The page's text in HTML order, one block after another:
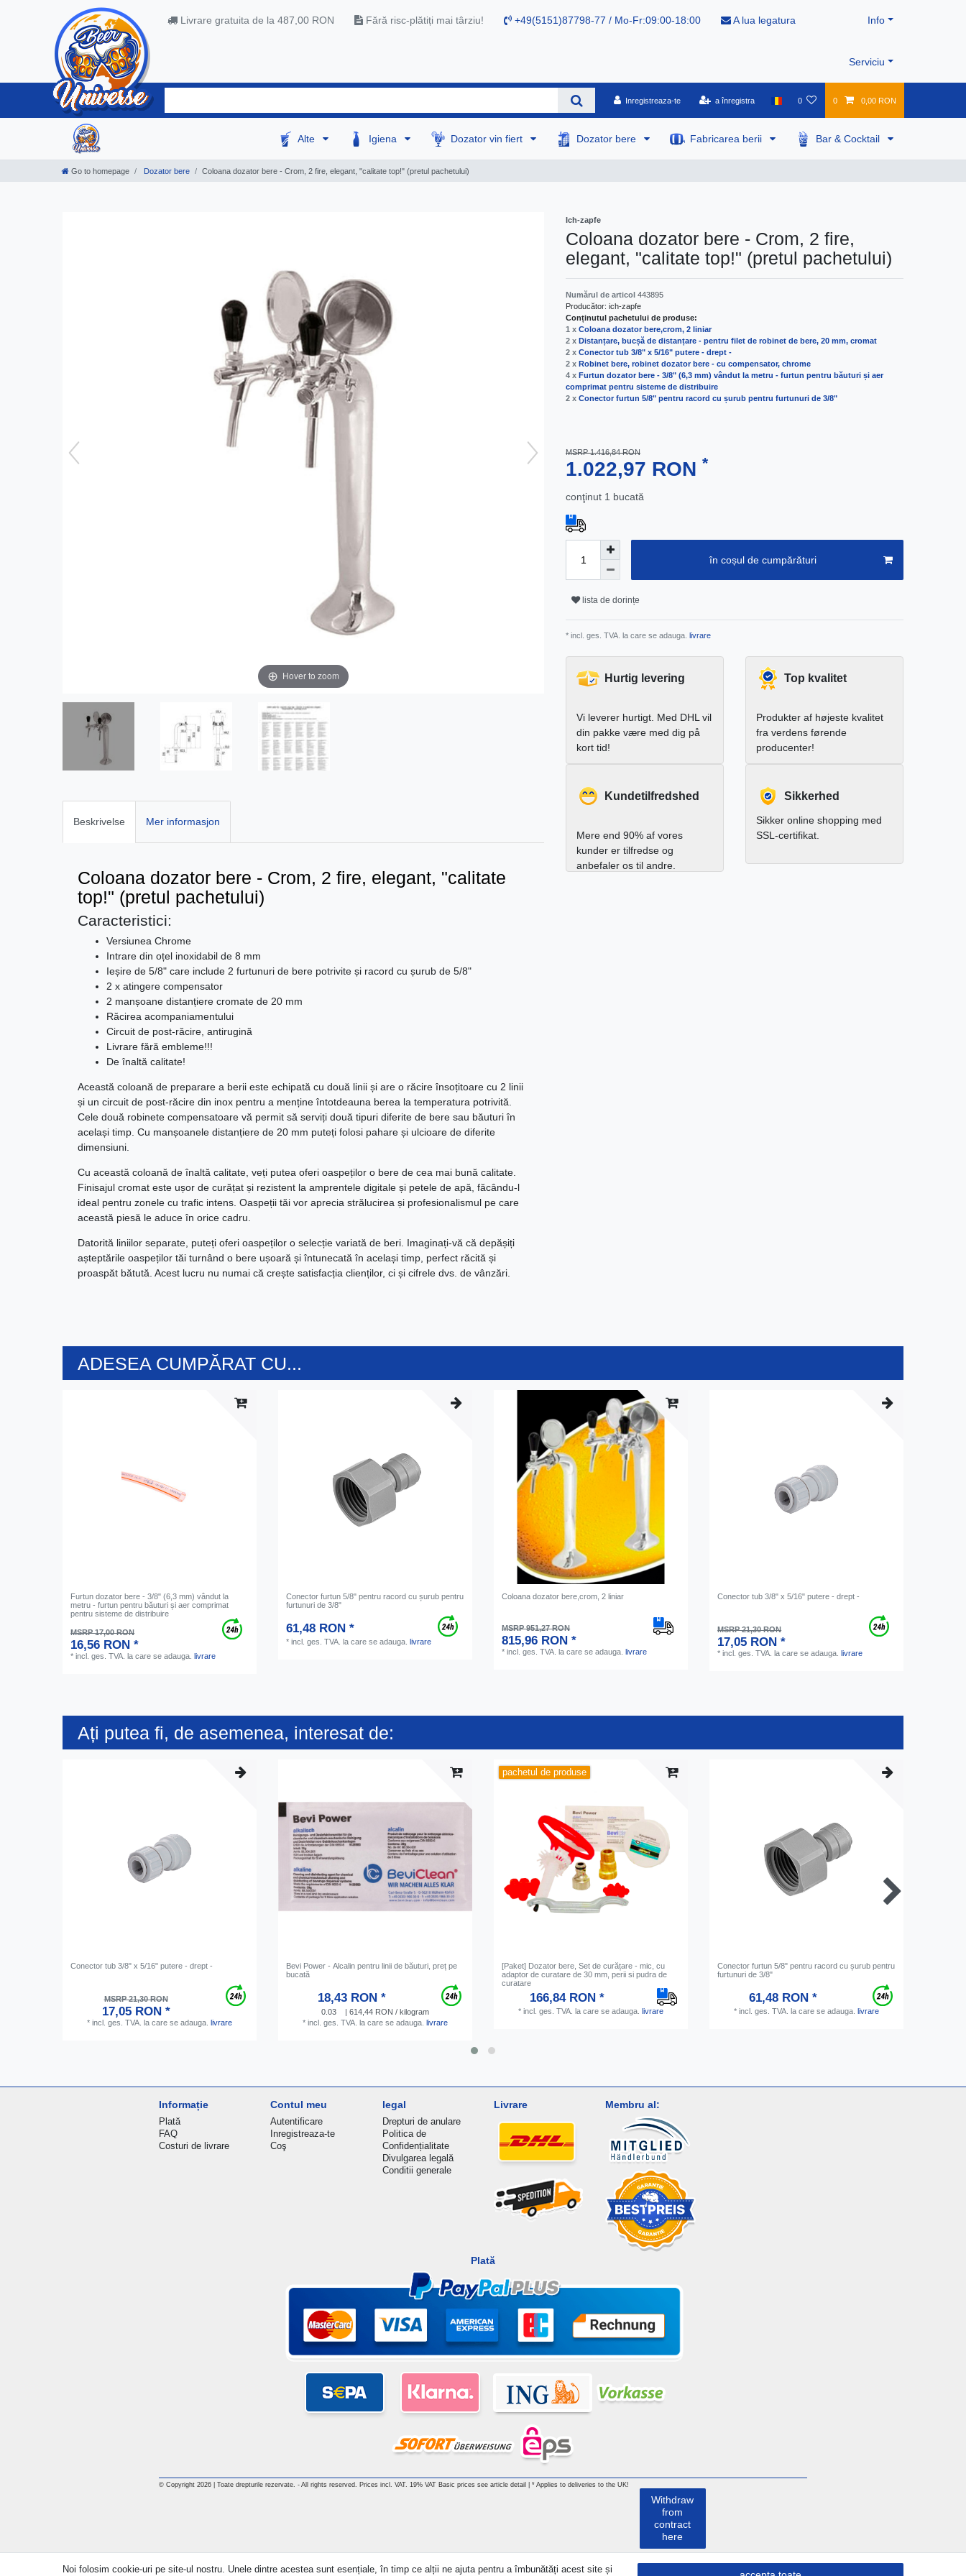
Livrare gratuita de la 487,00 RON Fără risc-plătiți mai târziu! +49(5151)87798-77 / Mo-Fr:09:00-18:00 A lua legatura Info
Serviciu
Inregistreaza-te a înregistra 0 0 0,00 RON
Alte Igiena Dozator vin fiert Dozator bere Fabricarea berii Bar & Cocktail
Go to homepage Dozator bere Coloana dozator bere - Crom, 2 fire, elegant, "calitate top!" (pretul pachetului)
Hover to zoom
Beskrivelse Mer informasjon
Coloana dozator bere - Crom, 2 fire, elegant, "calitate
top!" (pretul pachetului)
Caracteristici:
Versiunea Chrome
Intrare din oțel inoxidabil de 8 mm
Ieșire de 5/8" care include 2 furtunuri de bere potrivite și racord cu șurub de 5/8"
2 x atingere compensator
2 manșoane distanțiere cromate de 20 mm
Răcirea acompaniamentului
Circuit de post-răcire, antirugină
Livrare fără embleme!!!
De înaltă calitate!
Această coloană de preparare a berii este echipată cu două linii și are o răcire însoțitoare cu 2 linii
și un circuit de post-răcire din inox pentru a menține întotdeauna berea la temperatura potrivită.
Cele două robinete compensatoare vă permit să serviți două tipuri diferite de bere sau băuturi în
același timp. Cu manșoanele distanțiere de 20 mm puteți folosi pahare și ulcioare de diferite
dimensiuni.
Cu această coloană de înaltă calitate, veți putea oferi oaspeților o bere de cea mai bună calitate.
Finisajul cromat este ușor de curățat și rezistent la amprentele digitale și petele de apă, făcându-l
ideal pentru zonele cu trafic intens. Oaspeții tăi vor aprecia strălucirea și profesionalismul pe care
această piesă le aduce în orice cadru.
Datorită liniilor separate, puteți oferi oaspeților o selecție variată de beri. Imaginați-vă că depășiți
așteptările oaspeților tăi turnând o bere ușoară și întunecată în același timp, perfect răcită și
proaspăt bătută. Acest lucru nu numai că crește satisfacția clienților, ci și cifrele dvs. de vânzări.
Ich-zapfe
Coloana dozator bere - Crom, 2 fire,
elegant, "calitate top!" (pretul pachetului)
Numărul de articol 443895
Producător: ich-zapfe
Conținutul pachetului de produse:
1 x Coloana dozator bere,crom, 2 liniar
2 x Distanțare, bucșă de distanțare - pentru filet de robinet de bere, 20 mm, cromat
2 x Conector tub 3/8" x 5/16" putere - drept -
2 x Robinet bere, robinet dozator bere - cu compensator, chrome
4 x Furtun dozator bere - 3/8" (6,3 mm) vândut la metru - furtun pentru băuturi și aer
comprimat pentru sisteme de distribuire
2 x Conector furtun 5/8" pentru racord cu șurub pentru furtunuri de 3/8"
MSRP 1.416,84 RON
1.022,97 RON *
conţinut 1 bucată
în coșul de cumpărături
lista de dorințe
* incl. ges. TVA. la care se adauga. livrare
Hurtig levering
Vi leverer hurtigt. Med DHL vil
din pakke være med dig på
kort tid!
Top kvalitet
Produkter af højeste kvalitet
fra verdens førende
producenter!
Kundetilfredshed
Mere end 90% af vores
kunder er tilfredse og
anbefaler os til andre.
Sikkerhed
Sikker online shopping med
SSL-certifikat.
ADESEA CUMPĂRAT CU...
Furtun dozator bere - 3/8" (6,3 mm) vândut la
metru - furtun pentru băuturi și aer comprimat
pentru sisteme de distribuire
MSRP 17,00 RON
16,56 RON *
*incl. ges. TVA. la care se adauga.livrare
Conector furtun 5/8" pentru racord cu șurub pentru
furtunuri de 3/8"
61,48 RON *
*incl. ges. TVA. la care se adauga.livrare
Coloana dozator bere,crom, 2 liniar
MSRP 951,27 RON
815,96 RON *
*incl. ges. TVA. la care se adauga. livrare
Conector tub 3/8" x 5/16" putere - drept -
MSRP 21,30 RON
17,05 RON *
*incl. ges. TVA. la care se adauga.livrare
Ați putea fi, de asemenea, interesat de:
Conector tub 3/8" x 5/16" putere - drept -
MSRP 21,30 RON
17,05 RON *
* incl. ges. TVA. la care se adauga. livrare
Bevi Power - Аlcalin pentru linii de băuturi, preț pe
bucată
18,43 RON *
0.03
| 614,44 RON / kilogram
* incl. ges. TVA. la care se adauga. livrare
pachetul de produse
[Paket] Dozator bere, Set de curățare - mic, cu
adaptor de curatare de 30 mm, perii si pudra de
curatare
166,84 RON *
* incl. ges. TVA. la care se adauga. livrare
Conector furtun 5/8" pentru racord cu șurub pentru
furtunuri de 3/8"
61,48 RON *
* incl. ges. TVA. la care se adauga. livrare
Informație
Plată
FAQ
Costuri de livrare
Contul meu
Autentificare
Inregistreaza-te
Coş
legal
Drepturi de anulare
Politica de
Confidențialitate
Divulgarea legală
Conditii generale
Livrare Membru al:
Plată
© Copyright 2026 | Toate drepturile rezervate. - All rights reserved. Prices incl. VAT. 19% VAT Basic prices see article detail | * Applies to deliveries to the UK!
Noi folosim cookie-uri pe site-ul nostru. Unele dintre acestea sunt esențiale, în timp ce alții ne ajuta pentru a îmbunătăți acest site și
Withdraw
from
contract
here